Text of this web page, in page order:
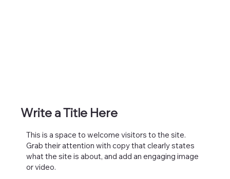
Write a Title Here
This is a space to welcome visitors to the site.
Grab their attention with copy that clearly states
what the site is about, and add an engaging image
or video.